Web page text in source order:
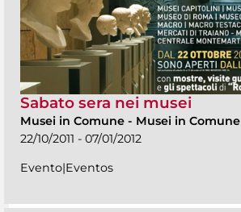
Sabato sera nei musei
Musei in Comune - Musei in Comune
22/10/2011 - 07/01/2012
Evento|Eventos